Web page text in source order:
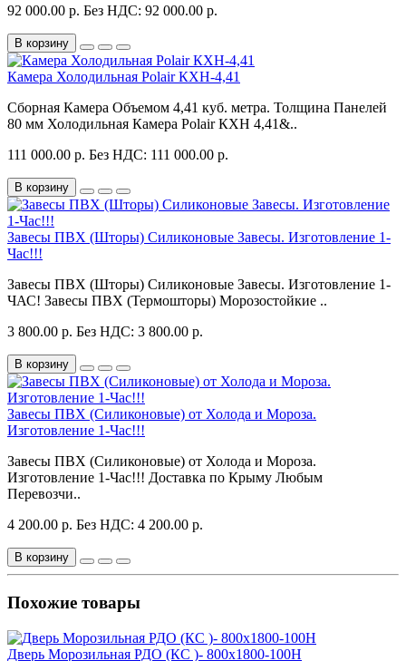
92 000.00 р. Без НДС: 92 000.00 р.
В корзину
Камера Холодильная Polair КХН-4,41
Сборная Камера Объемом 4,41 куб. метра. Толщина Панелей
80 мм Холодильная Камера Polair КХН 4,41&..
111 000.00 р. Без НДС: 111 000.00 р.
В корзину
Завесы ПВХ (Шторы) Силиконовые Завесы. Изготовление 1-
Час!!!
Завесы ПВХ (Шторы) Силиконовые Завесы. Изготовление 1-
ЧАС! Завесы ПВХ (Термошторы) Морозостойкие ..
3 800.00 р. Без НДС: 3 800.00 р.
В корзину
Завесы ПВХ (Силиконовые) от Холода и Мороза.
Изготовление 1-Час!!!
Завесы ПВХ (Силиконовые) от Холода и Мороза.
Изготовление 1-Час!!! Доставка по Крыму Любым
Перевозчи..
4 200.00 р. Без НДС: 4 200.00 р.
В корзину
Похожие товары
Дверь Морозильная РДО (КС )- 800х1800-100Н